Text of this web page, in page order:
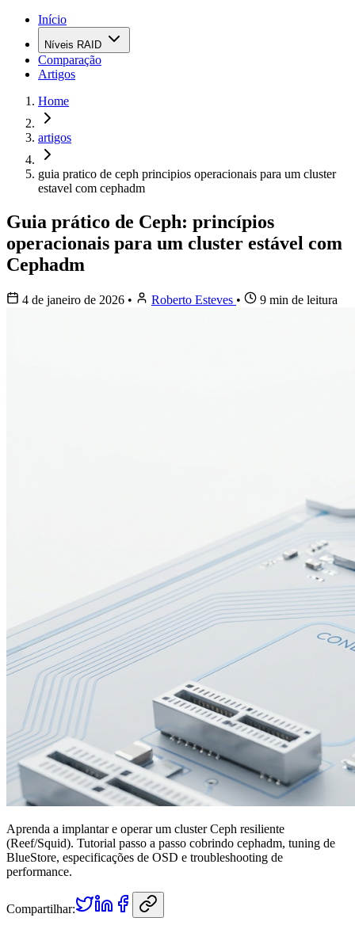
Início
Níveis RAID
Comparação
Artigos
Home
artigos
guia pratico de ceph principios operacionais para um cluster
estavel com cephadm
Guia prático de Ceph: princípios
operacionais para um cluster estável com
Cephadm
4 de janeiro de 2026 • Roberto Esteves • 9 min de leitura
Aprenda a implantar e operar um cluster Ceph resiliente
(Reef/Squid). Tutorial passo a passo cobrindo cephadm, tuning de
BlueStore, especificações de OSD e troubleshooting de
performance.
Compartilhar: